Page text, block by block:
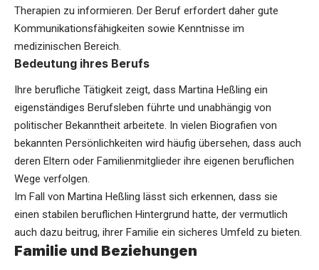
Therapien zu informieren. Der Beruf erfordert daher gute
Kommunikationsfähigkeiten sowie Kenntnisse im
medizinischen Bereich.
Bedeutung ihres Berufs
Ihre berufliche Tätigkeit zeigt, dass Martina Heßling ein
eigenständiges Berufsleben führte und unabhängig von
politischer Bekanntheit arbeitete. In vielen Biografien von
bekannten Persönlichkeiten wird häufig übersehen, dass auch
deren Eltern oder Familienmitglieder ihre eigenen beruflichen
Wege verfolgen.
Im Fall von Martina Heßling lässt sich erkennen, dass sie
einen stabilen beruflichen Hintergrund hatte, der vermutlich
auch dazu beitrug, ihrer Familie ein sicheres Umfeld zu bieten.
Familie und Beziehungen